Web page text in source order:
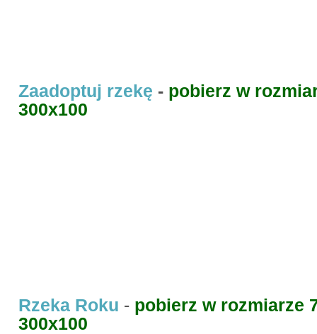
Zaadoptuj rzekę - pobierz w
300x100
Rzeka Roku - pobierz w rozmiarze
300x100